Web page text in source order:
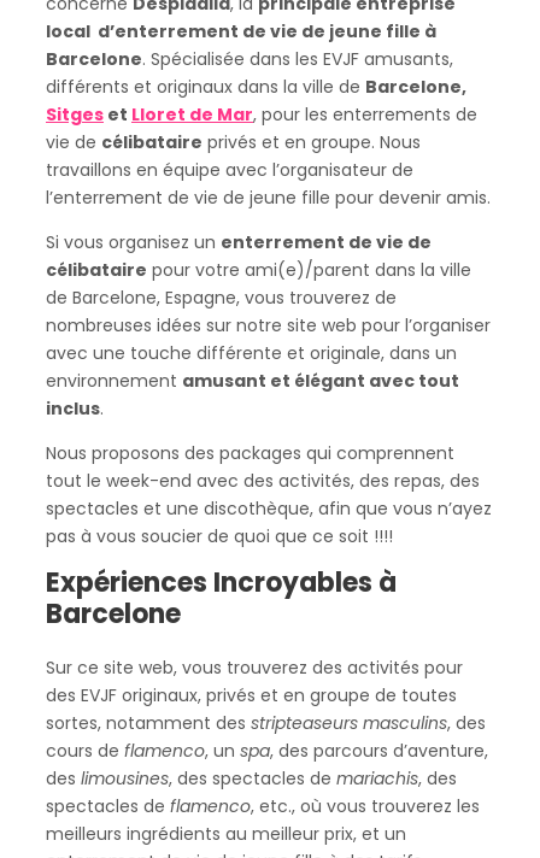
local d’enterrement de vie de jeune fille à
Barcelone. Spécialisée dans les EVJF amusants,
différents et originaux dans la ville de Barcelone,
Sitges et Lloret de Mar, pour les enterrements de
vie de célibataire privés et en groupe. Nous
travaillons en équipe avec l’organisateur de
l’enterrement de vie de jeune fille pour devenir amis.
Si vous organisez un enterrement de vie de
célibataire pour votre ami(e)/parent dans la ville
de Barcelone, Espagne, vous trouverez de
nombreuses idées sur notre site web pour l’organiser
avec une touche différente et originale, dans un
environnement amusant et élégant avec tout
inclus.
Nous proposons des packages qui comprennent
tout le week-end avec des activités, des repas, des
spectacles et une discothèque, afin que vous n’ayez
pas à vous soucier de quoi que ce soit !!!!
Expériences Incroyables à
Barcelone
Sur ce site web, vous trouverez des activités pour
des EVJF originaux, privés et en groupe de toutes
sortes, notamment des stripteaseurs masculins, des
cours de flamenco, un spa, des parcours d’aventure,
des limousines, des spectacles de mariachis, des
spectacles de flamenco, etc., où vous trouverez les
meilleurs ingrédients au meilleur prix, et un